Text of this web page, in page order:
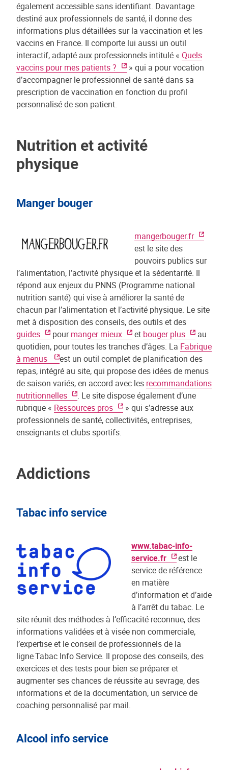
également accessible sans identifiant. Davantage
destiné aux professionnels de santé, il donne des
informations plus détaillées sur la vaccination et les
vaccins en France. Il comporte lui aussi un outil
interactif, adapté aux professionnels intitulé « Quels
vaccins pour mes patients ?
» qui a pour vocation
d’accompagner le professionnel de santé dans sa
prescription de vaccination en fonction du profil
personnalisé de son patient.
Nutrition et activité
physique
Manger bouger
mangerbouger.fr
est le site des
pouvoirs publics sur
l’alimentation, l’activité physique et la sédentarité. Il
répond aux enjeux du PNNS (Programme national
nutrition santé) qui vise à améliorer la santé de
chacun par l’alimentation et l’activité physique. Le site
met à disposition des conseils, des outils et des
guides
pourmanger mieux et bouger plus
au
quotidien, pour toutes les tranches d’âges. La Fabrique
à menus
est un outil complet de planification des
repas, intégré au site, qui propose des idées de menus
de saison variés, en accord avec les recommandations
nutritionnelles
. Le site dispose également d’une
rubrique « Ressources pros
» qui s’adresse aux
professionnels de santé, collectivités, entreprises,
enseignants et clubs sportifs.
Addictions
Tabac info service
www.tabac-info-
service.fr
est le
service de référence
en matière
d’information et d’aide
à l’arrêt du tabac. Le
site réunit des méthodes à l’efficacité reconnue, des
informations validées et à visée non commerciale,
l’expertise et le conseil de professionnels de la
ligne Tabac Info Service. Il propose des conseils, des
exercices et des tests pour bien se préparer et
augmenter ses chances de réussite au sevrage, des
informations et de la documentation, un service de
coaching personnalisé par mail.
Alcool info service